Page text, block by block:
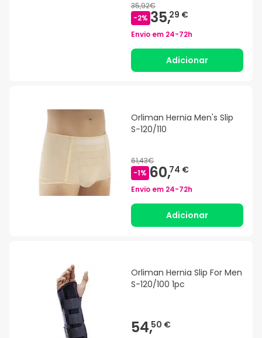
35,92€
-2% 35,29 €
Envio em 24-72h
Adicionar
Orliman Hernia Men's Slip
S-120/110
61,43€
-1% 60,74 €
Envio em 24-72h
Adicionar
Orliman Hernia Slip For Men
S-120/100 1pc
54,50 €